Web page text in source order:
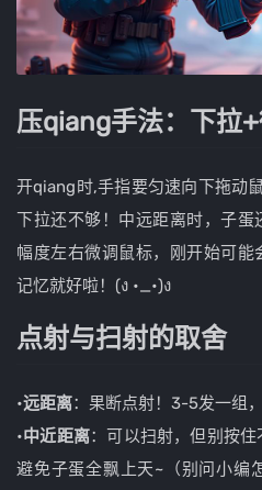
压qiang手法：下拉+
开qiang时,手指要匀速向下拖动
下拉还不够！中远距离时，子
幅度左右微调鼠标，刚开始可
记忆就好啦！(ง •_•)ง
点射与扫射的取舍
•远距离：果断点射！3-5发一组
•中近距离：可以扫射，但别按住
避免子蛋全飘上天~（别问小编